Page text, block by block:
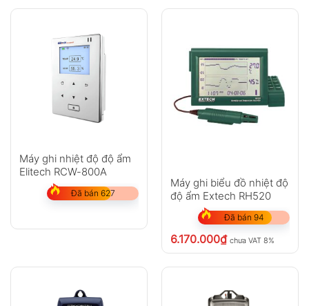
Máy ghi nhiệt độ độ ẩm
Elitech RCW-800A
Đã bán 627
Máy ghi biểu đồ nhiệt độ
độ ẩm Extech RH520
Đã bán 94
6.170.000₫ chưa VAT 8%